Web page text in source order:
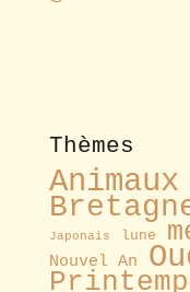
Thèmes
Animaux
Japonais lune
Nouvel An